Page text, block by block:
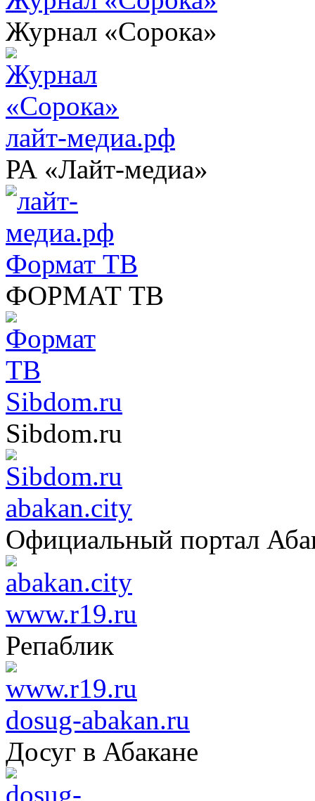
Журнал «Сорока»
лайт-медиа.рф
РА «Лайт-медиа»
Формат ТВ
ФОРМАТ ТВ
Sibdom.ru
Sibdom.ru
abakan.city
Официальный портал
www.r19.ru
Репаблик
dosug-abakan.ru
Досуг в Абакане